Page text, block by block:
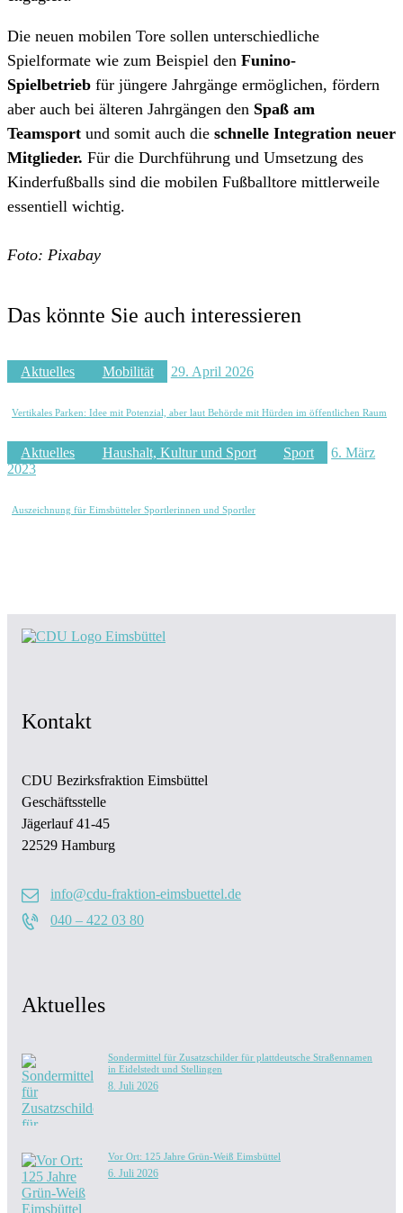
Die neuen mobilen Tore sollen unterschiedliche
Spielformate wie zum Beispiel den Funino-
Spielbetrieb für jüngere Jahrgänge ermöglichen, fördern
aber auch bei älteren Jahrgängen den Spaß am
Teamsport und somit auch die schnelle Integration neuer
Mitglieder. Für die Durchführung und Umsetzung des
Kinderfußballs sind die mobilen Fußballtore mittlerweile
essentiell wichtig.
Foto: Pixabay
Das könnte Sie auch interessieren
Aktuelles Mobilität 29. April 2026
Vertikales Parken: Idee mit Potenzial, aber laut Behörde mit Hürden im öffentlichen Raum
Aktuelles Haushalt, Kultur und Sport Sport
6. März
2023
Auszeichnung für Eimsbütteler Sportlerinnen und Sportler
Kontakt
CDU Bezirksfraktion Eimsbüttel
Geschäftsstelle
Jägerlauf 41-45
22529 Hamburg
info@cdu-fraktion-eimsbuettel.de
040 – 422 03 80
Aktuelles
Sondermittel für Zusatzschilder für plattdeutsche Straßennamen
in Eidelstedt und Stellingen
8. Juli 2026
Vor Ort: 125 Jahre Grün-Weiß Eimsbüttel
6. Juli 2026